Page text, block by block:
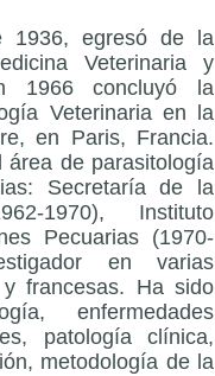
1936, egresó de la
Veterinaria y
1966 concluyó la
Veterinaria en la
en Paris, Francia.
área de parasitología
Secretaría de la
1970), Instituto
Pecuarias (1970-
en varias
y francesas. Ha sido
enfermedades
patología clínica,
metodología de la